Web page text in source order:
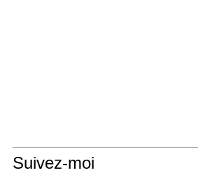
Suivez-moi